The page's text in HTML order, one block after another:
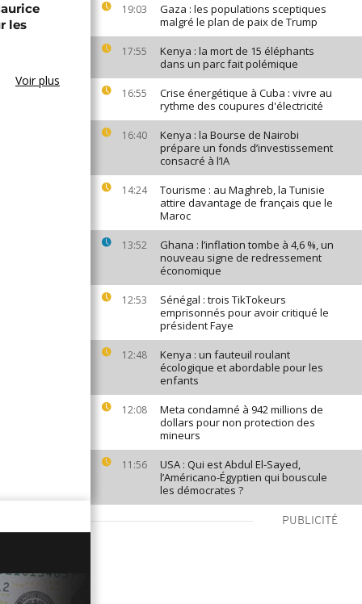
19:03
Gaza : les populations sceptiques
malgré le plan de paix de Trump
17:55
Kenya : la mort de 15 éléphants
dans un parc fait polémique
16:55
Crise énergétique à Cuba : vivre au
rythme des coupures d'électricité
16:40
Kenya : la Bourse de Nairobi
prépare un fonds d’investissement
consacré à l’IA
14:24
Tourisme : au Maghreb, la Tunisie
attire davantage de français que le
Maroc
13:52
Ghana : l’inflation tombe à 4,6 %, un
nouveau signe de redressement
économique
12:53
Sénégal : trois TikTokeurs
emprisonnés pour avoir critiqué le
président Faye
12:48
Kenya : un fauteuil roulant
écologique et abordable pour les
enfants
12:08
Meta condamné à 942 millions de
dollars pour non protection des
mineurs
11:56
USA : Qui est Abdul El-Sayed,
l’Américano-Égyptien qui bouscule
les démocrates ?
PUBLICITÉ
les
Voir plus